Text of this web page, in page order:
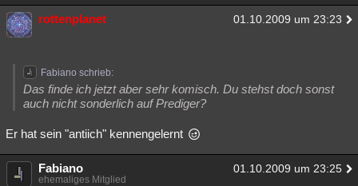
rottenplanet 01.10.2009 um 23:23
Fabiano schrieb:
Das finde ich jetzt aber sehr komisch. Du stehst doch sonst
auch nicht sonderlich auf Prediger?
Er hat sein "antiich" kennengelernt
Fabiano 01.10.2009 um 23:25
ehemaliges Mitglied